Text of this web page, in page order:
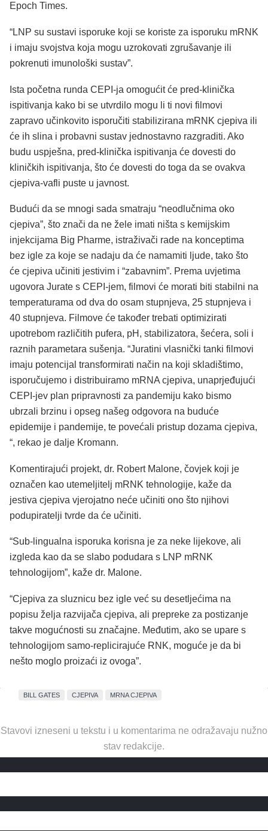
Epoch Times.
“LNP su sustavi isporuke koji se koriste za isporuku mRNK
i imaju svojstva koja mogu uzrokovati zgrušavanje ili
pokrenuti imunološki sustav”.
Ista početna runda CEPI-ja omogućit će pred-klinička
ispitivanja kako bi se utvrdilo mogu li ti novi filmovi
zapravo učinkovito isporučiti stabilizirana mRNK cjepiva ili
će ih slina i probavni sustav jednostavno razgraditi. Ako
budu uspješna, pred-klinička ispitivanja će dovesti do
kliničkih ispitivanja, što će dovesti do toga da se ovakva
cjepiva-vafli puste u javnost.
Budući da se mnogi sada smatraju “neodlučnima oko
cjepiva”, što znači da ne žele imati ništa s kemijskim
injekcijama Big Pharme, istraživači rade na konceptima
bez igle za koje se nadaju da će namamiti ljude, tako što
će cjepiva učiniti jestivim i “zabavnim”. Prema uvjetima
ugovora Jurate s CEPI-jem, filmovi će morati biti stabilni na
temperaturama od dva do osam stupnjeva, 25 stupnjeva i
40 stupnjeva. Filmove će također trebati optimizirati
upotrebom različitih pufera, pH, stabilizatora, šećera, soli i
raznih parametara sušenja. “Juratini vlasnički tanki filmovi
imaju potencijal transformirati način na koji skladištimo,
isporučujemo i distribuiramo mRNA cjepiva, unaprjeđujući
CEPI-jev plan pripravnosti za pandemiju kako bismo
ubrzali brzinu i opseg našeg odgovora na buduće
epidemije i pandemije, te povećali pristup dozama cjepiva,
“, rekao je dalje Kromann.
Komentirajući projekt, dr. Robert Malone, čovjek koji je
označen kao utemeljitelj mRNK tehnologije, kaže da
jestiva cjepiva vjerojatno neće učiniti ono što njihovi
podupiratelji tvrde da će učiniti.
“Sub-lingualna isporuka korisna je za neke lijekove, ali
izgleda kao da se slabo podudara s LNP mRNK
tehnologijom”, kaže dr. Malone.
“Cjepiva za sluznicu bez igle već su desetljećima na
popisu želja razvijača cjepiva, ali prepreke za postizanje
takve mogućnosti su značajne. Međutim, ako se upare s
tehnologijom samo-replicirajuće RNK, moguće je da bi
nešto moglo proizaći iz ovoga”.
BILL GATES CJEPIVA MRNA CJEPIVA
Stavovi izneseni u tekstu i u komentarima ne odražavaju nužno
stav redakcije.